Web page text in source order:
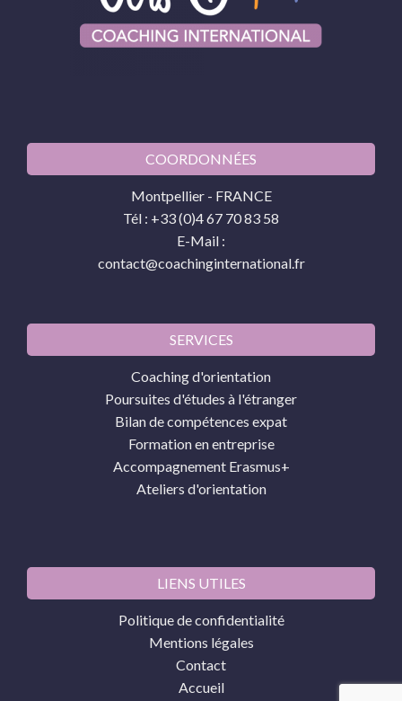
COORDONNÉES
Montpellier - FRANCE
Tél : +33 (0)4 67 70 83 58
E-Mail :
contact@coachinginternational.fr
SERVICES
Coaching d'orientation
Poursuites d'études à l'étranger
Bilan de compétences expat
Formation en entreprise
Accompagnement Erasmus+
Ateliers d'orientation
LIENS UTILES
Politique de confidentialité
Mentions légales
Contact
Accueil